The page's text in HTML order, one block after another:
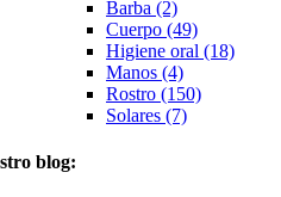
Barba (2)
Cuerpo (49)
Higiene oral (18)
Manos (4)
Rostro (150)
Solares (7)
blog: